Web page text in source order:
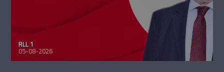
RLL 1
05-08-2026